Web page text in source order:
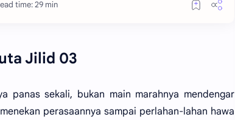
time: 29 min
Jilid 03
panas sekali, bukan main marahnya mendengar
perasaannya sampai perlahan-lahan hawa